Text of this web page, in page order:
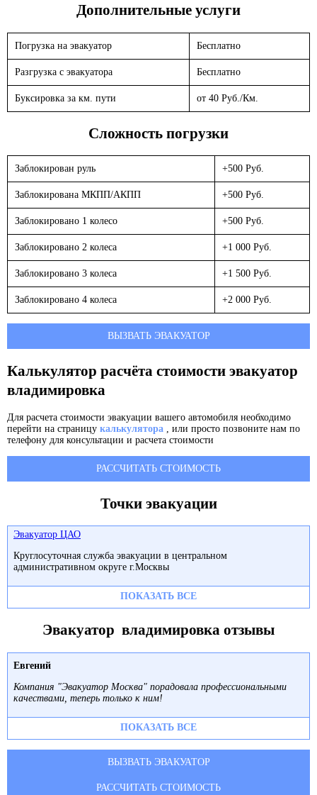
Дополнительные услуги
Погрузка на эвакуатор Бесплатно
Разгрузка с эвакуатора Бесплатно
Буксировка за км. пути от 40 Руб./Км.
Сложность погрузки
Заблокирован руль +500 Руб.
Заблокирована МКПП/АКПП +500 Руб.
Заблокировано 1 колесо +500 Руб.
Заблокировано 2 колеса +1 000 Руб.
Заблокировано 3 колеса +1 500 Руб.
Заблокировано 4 колеса +2 000 Руб.
ВЫЗВАТЬ ЭВАКУАТОР
Калькулятор расчёта стоимости эвакуатор
владимировка
Для расчета стоимости эвакуации вашего автомобиля необходимо
перейти на страницу калькулятора , или просто позвоните нам по
телефону для консультации и расчета стоимости
РАССЧИТАТЬ СТОИМОСТЬ
Точки эвакуации
Эвакуатор ЦАО
Круглосуточная служба эвакуации в центральном
административном округе г.Москвы
ПОКАЗАТЬ ВСЕ
Эвакуатор владимировка отзывы
Евгений
Компания "Эвакуатор Москва" порадовала профессиональными
качествами, теперь только к ним!
ПОКАЗАТЬ ВСЕ
ВЫЗВАТЬ ЭВАКУАТОР
РАССЧИТАТЬ СТОИМОСТЬ